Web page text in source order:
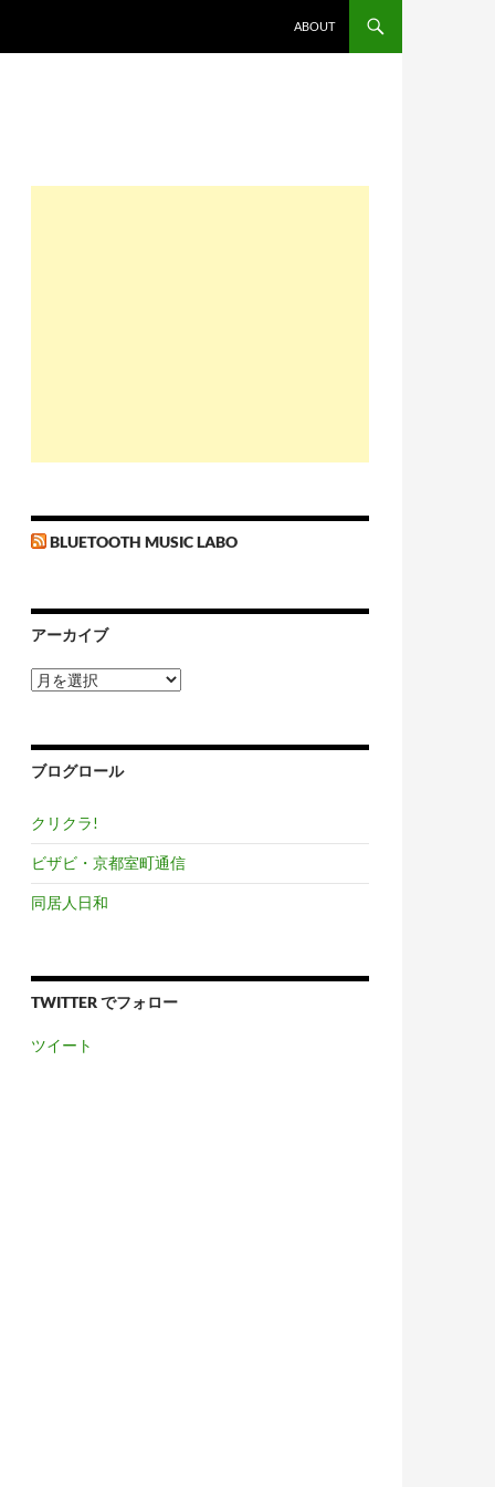
ABOUT
BLUETOOTH MUSIC LABO
アーカイブ
ア
ー
ブ
ブログロール
クリクラ!
ビザビ・京都室町通信
同居人日和
TWITTER でフォロー
ツイート